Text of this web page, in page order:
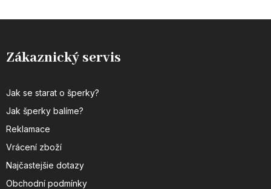
Zákaznický servis
Jak se starat o šperky?
Jak šperky balíme?
Reklamace
Vrácení zboží
Najčastejšie dotazy
Obchodní podmínky